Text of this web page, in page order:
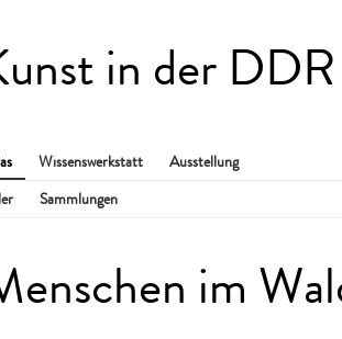
in der DDR
Wissenswerkstatt
Ausstellung
Sammlungen
im